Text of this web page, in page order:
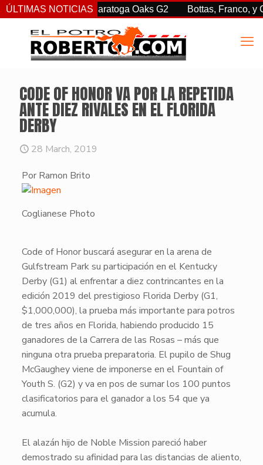
ÚLTIMAS NOTICIAS
en las Saratoga Oaks G2 Bottas, Franco, y
CODE OF HONOR VA POR LA REPETIDA
ANTE DIEZ RIVALES EN EL FLORIDA
DERBY
28 March, 2019
Por Ramon Brito
Coglianese Photo
Code of Honorbuscará asegurar en la arena de
Gulfstream Park su participación en el Kentucky
Derby (G1) al enfrentar a diez contrincantes en la
edición 2019 del prestigioso Florida Derby (G1,
$1,000,000), la prueba más importante para potros
de tres años en Florida, habiendo producido 15
ganadores de la Carrera de las Rosas – más que
ninguna otra prueba preparatoria. El pupilo de Shug
McGaughey viene de imponerse en el Fountain of
Youth S. (G2) y va en pos de sumar los 100 puntos
clasificatorios para el ganador a los 54 que ya
acumula.
El alazán hijo de Noble Mission pareció haber
demostrado su afinidad para las distancias de aliento,